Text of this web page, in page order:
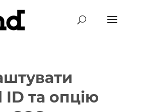
ID та опцію